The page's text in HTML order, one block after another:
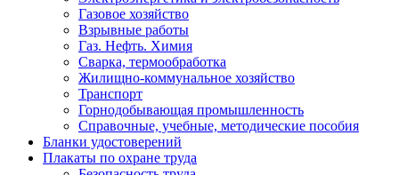
Газовое хозяйство
Взрывные работы
Газ. Нефть. Химия
Сварка, термообработка
Жилищно-коммунальное хозяйство
Транспорт
Горнодобывающая промышленность
Справочные, учебные, методические пособия
Бланки удостоверений
Плакаты по охране труда